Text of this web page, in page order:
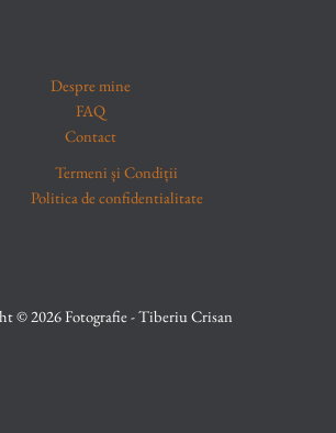
Despre mine
FAQ
Contact
Termeni și Condiții
Politica de confidentialitate
© 2026 Fotografie - Tiberiu Crisan